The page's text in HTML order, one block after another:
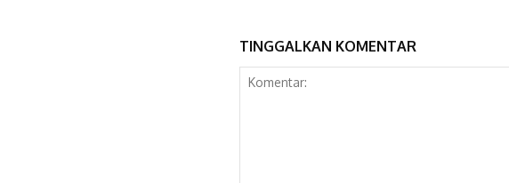
TINGGALKAN KOMENTAR